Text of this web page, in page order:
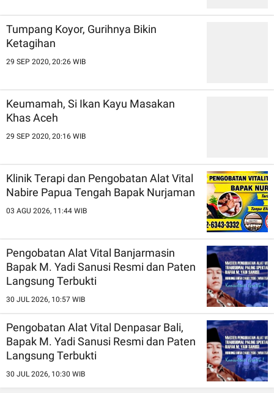
Tumpang Koyor, Gurihnya Bikin
Ketagihan
29 SEP 2020, 20:26 WIB
Keumamah, Si Ikan Kayu Masakan
Khas Aceh
29 SEP 2020, 20:16 WIB
Klinik Terapi dan Pengobatan Alat Vital
Nabire Papua Tengah Bapak Nurjaman
03 AGU 2026, 11:44 WIB
Pengobatan Alat Vital Banjarmasin
Bapak M. Yadi Sanusi Resmi dan Paten
Langsung Terbukti
30 JUL 2026, 10:57 WIB
Pengobatan Alat Vital Denpasar Bali,
Bapak M. Yadi Sanusi Resmi dan Paten
Langsung Terbukti
30 JUL 2026, 10:30 WIB